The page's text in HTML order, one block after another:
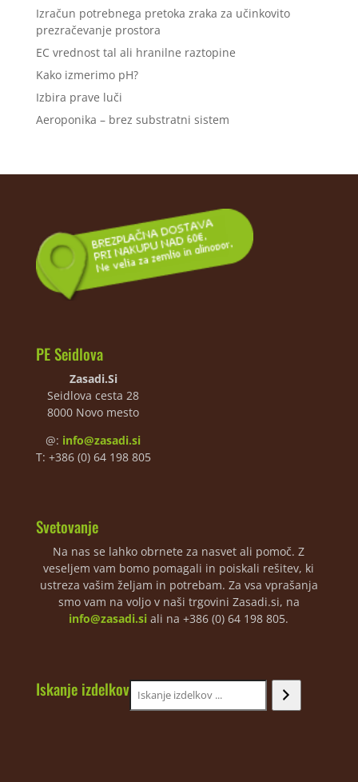
Izračun potrebnega pretoka zraka za učinkovito
prezračevanje prostora
EC vrednost tal ali hranilne raztopine
Kako izmerimo pH?
Izbira prave luči
Aeroponika – brez substratni sistem
PE Seidlova
Zasadi.Si
Seidlova cesta 28
8000 Novo mesto
@: info@zasadi.si
T: +386 (0) 64 198 805
Svetovanje
Na nas se lahko obrnete za nasvet ali pomoč. Z
veseljem vam bomo pomagali in poiskali rešitev, ki
ustreza vašim željam in potrebam. Za vsa vprašanja
smo vam na voljo v naši trgovini Zasadi.si, na
info@zasadi.si ali na +386 (0) 64 198 805.
Iskanje izdelkov